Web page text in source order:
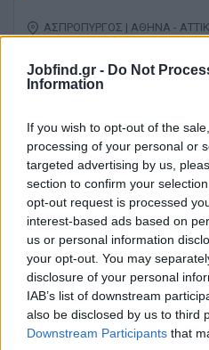
Jobfind.gr - Do Not
Information
If you wish to opt-out of the
processing of your personal or
targeted advertising by us,
section to confirm your
opt-out request is processed
interest-based ads based on
us or personal information
your opt-out. You may
disclosure of your personal
IAB’s list of downstream
also be disclosed by us to third
Downstream Participants that
ΑΣΠΡΟΠΥΡΓΟΣ | ΑΘΗΝΑ -
1000 € ανά μήνα καθαρά
07/08/2026
Υπάλληλος Αποθήκης
ΣΙΝΔΟΣ | ΘΕΣΣΑΛΟΝΙΚΗ
Πλήρης απασχόληση
07/08/2026
Εργαζόμενος στο Τμήμα